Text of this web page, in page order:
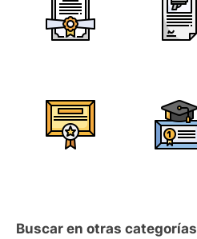
Buscar en otras categorías